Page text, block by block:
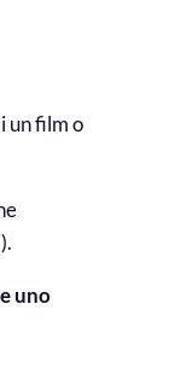
un film o
uno